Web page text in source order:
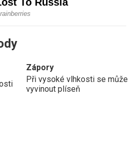
Zápory
Při vysoké vlhkosti se může
vyvinout plíseň